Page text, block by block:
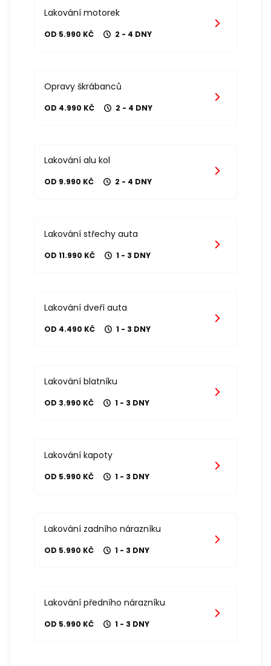
Lakování motorek
OD 5.990 KČ 2 - 4 DNY
Opravy škrábanců
OD 4.990 KČ 2 - 4 DNY
Lakování alu kol
OD 9.990 KČ 2 - 4 DNY
Lakování střechy auta
OD 11.990 KČ 1 - 3 DNY
Lakování dveří auta
OD 4.490 KČ 1 - 3 DNY
Lakování blatníku
OD 3.990 KČ 1 - 3 DNY
Lakování kapoty
OD 5.990 KČ 1 - 3 DNY
Lakování zadního nárazníku
OD 5.990 KČ 1 - 3 DNY
Lakování předního nárazníku
OD 5.990 KČ 1 - 3 DNY